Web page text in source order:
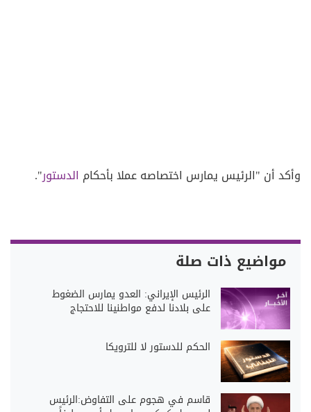
وأكد أن "الرئيس يمارس اختصاصه عملا بأحكام الدستور".
مواضيع ذات صلة
الرئيس الإيراني: العدو يمارس الضغوط
على بلادنا لدفع مواطنينا للاحتجاج
الحكم للدستور لا للترويكا
قاسم في هجوم على التفاوض:الرئيس